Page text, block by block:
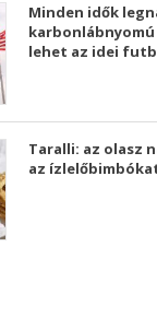
Minden idők
lehet az idei
Taralli: az olasz
az